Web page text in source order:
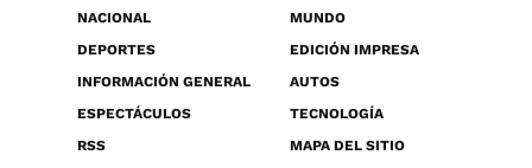
NACIONAL
MUNDO
DEPORTES
EDICIÓN IMPRESA
INFORMACIÓN GENERAL
AUTOS
ESPECTÁCULOS
TECNOLOGÍA
RSS
MAPA DEL SITIO